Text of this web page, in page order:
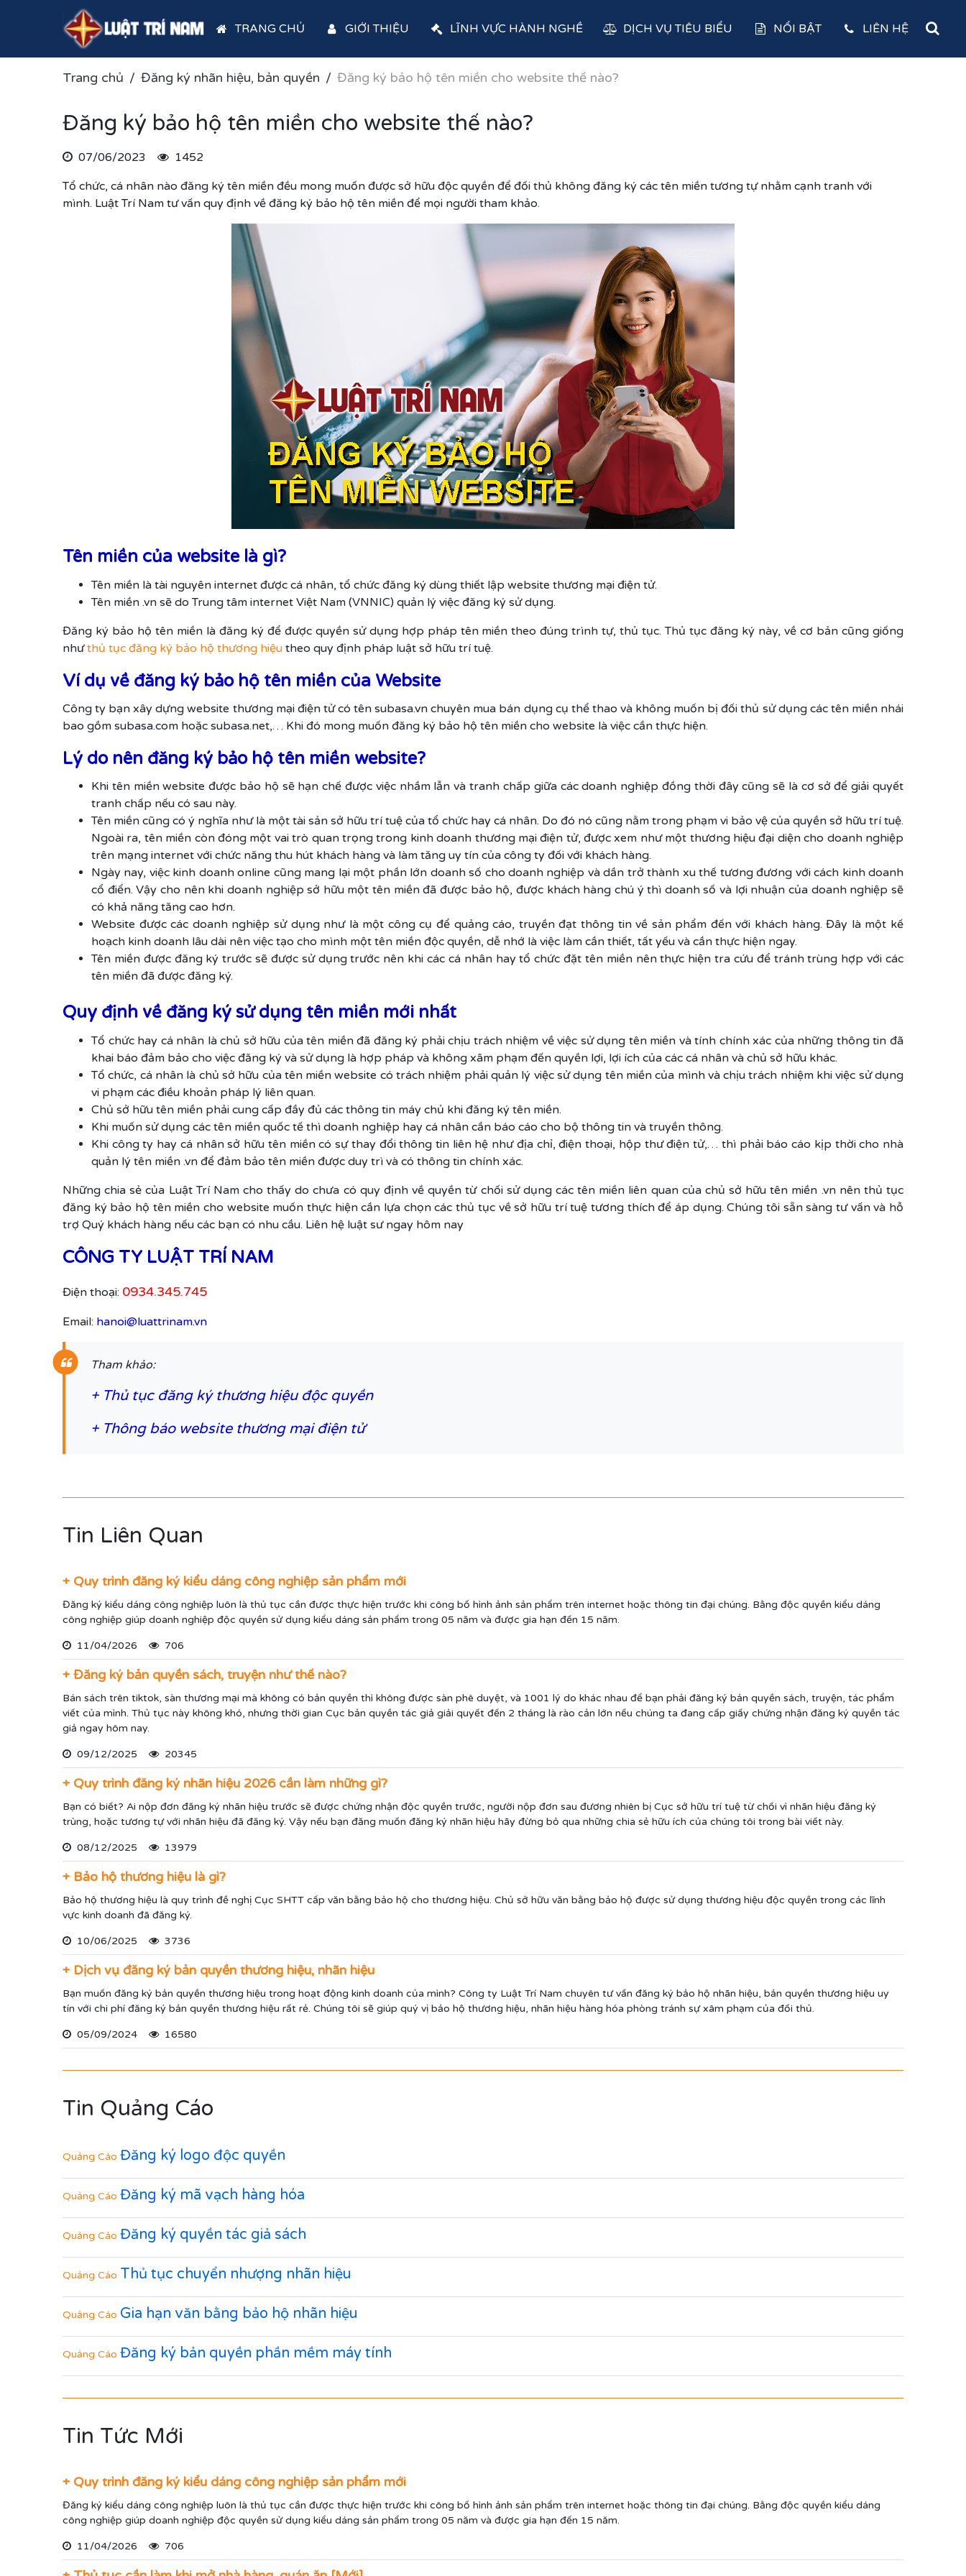
TRANG CHỦ GIỚI THIỆU LĨNH VỰC HÀNH NGHỀ DỊCH VỤ TIÊU BIỂU NỔI BẬT LIÊN HỆ
Trang chủ Đăng ký nhãn hiệu, bản quyền Đăng ký bảo hộ tên miền cho website thế nào?
Đăng ký bảo hộ tên miền cho website thế nào?
07/06/2023
1452
Tổ chức, cá nhân nào đăng ký tên miền đều mong muốn được sở hữu độc quyền để đối thủ không đăng ký các tên miền tương tự nhằm cạnh tranh với
mình. Luật Trí Nam tư vấn quy định về đăng ký bảo hộ tên miền để mọi người tham khảo.
Tên miền của website là gì?
Tên miền là tài nguyên internet được cá nhân, tổ chức đăng ký dùng thiết lập website thương mại điện tử.
Tên miền .vn sẽ do Trung tâm internet Việt Nam (VNNIC) quản lý việc đăng ký sử dụng.
Đăng ký bảo hộ tên miền là đăng ký để được quyền sử dụng hợp pháp tên miền theo đúng trình tự, thủ tục. Thủ tục đăng ký này, về cơ bản cũng giống
nhưthủ tục đăng ký bảo hộ thương hiệu theo quy định pháp luật sở hữu trí tuệ.
Ví dụ về đăng ký bảo hộ tên miền của Website
Công ty bạn xây dựng website thương mại điện tử có tên subasa.vn chuyên mua bán dụng cụ thể thao và không muốn bị đối thủ sử dụng các tên miền nhái
bao gồm subasa.com hoặc subasa.net,… Khi đó mong muốn đăng ký bảo hộ tên miền cho website là việc cần thực hiện.
Lý do nên đăng ký bảo hộ tên miền website?
Khi tên miền website được bảo hộ sẽ hạn chế được việc nhầm lẫn và tranh chấp giữa các doanh nghiệp đồng thời đây cũng sẽ là cơ sở để giải quyết
tranh chấp nếu có sau này.
Tên miền cũng có ý nghĩa như là một tài sản sở hữu trí tuệ của tổ chức hay cá nhân. Do đó nó cũng nằm trong phạm vi bảo vệ của quyền sở hữu trí tuệ.
Ngoài ra, tên miền còn đóng một vai trò quan trọng trong kinh doanh thương mại điện tử, được xem như một thương hiệu đại diện cho doanh nghiệp
trên mạng internet với chức năng thu hút khách hàng và làm tăng uy tín của công ty đối với khách hàng.
Ngày nay, việc kinh doanh online cũng mang lại một phần lớn doanh số cho doanh nghiệp và dần trở thành xu thế tương đương với cách kinh doanh
cổ điển. Vậy cho nên khi doanh nghiệp sở hữu một tên miền đã được bảo hộ, được khách hàng chú ý thì doanh số và lợi nhuận của doanh nghiệp sẽ
có khả năng tăng cao hơn.
Website được các doanh nghiệp sử dụng như là một công cụ để quảng cáo, truyền đạt thông tin về sản phẩm đến với khách hàng. Đây là một kế
hoạch kinh doanh lâu dài nên việc tạo cho mình một tên miền độc quyền, dễ nhớ là việc làm cần thiết, tất yếu và cần thực hiện ngay.
Tên miền được đăng ký trước sẽ được sử dụng trước nên khi các cá nhân hay tổ chức đặt tên miền nên thực hiện tra cứu để tránh trùng hợp với các
tên miền đã được đăng ký.
Quy định về đăng ký sử dụng tên miền mới nhất
Tổ chức hay cá nhân là chủ sở hữu của tên miền đã đăng ký phải chịu trách nhiệm về việc sử dụng tên miền và tính chính xác của những thông tin đã
khai báo đảm bảo cho việc đăng ký và sử dụng là hợp pháp và không xâm phạm đến quyền lợi, lợi ích của các cá nhân và chủ sở hữu khác.
Tổ chức, cá nhân là chủ sở hữu của tên miền website có trách nhiệm phải quản lý việc sử dụng tên miền của mình và chịu trách nhiệm khi việc sử dụng
vi phạm các điều khoản pháp lý liên quan.
Chủ sở hữu tên miền phải cung cấp đầy đủ các thông tin máy chủ khi đăng ký tên miền.
Khi muốn sử dụng các tên miền quốc tế thì doanh nghiệp hay cá nhân cần báo cáo cho bộ thông tin và truyền thông.
Khi công ty hay cá nhân sở hữu tên miền có sự thay đổi thông tin liên hệ như địa chỉ, điện thoại, hộp thư điện tử,… thì phải báo cáo kịp thời cho nhà
quản lý tên miền .vn để đảm bảo tên miền được duy trì và có thông tin chính xác.
Những chia sẻ của Luật Trí Nam cho thấy do chưa có quy định về quyền từ chối sử dụng các tên miền liên quan của chủ sở hữu tên miền .vn nên thủ tục
đăng ký bảo hộ tên miền cho website muốn thực hiện cần lựa chọn các thủ tục về sở hữu trí tuệ tương thích để áp dụng. Chúng tôi sẵn sàng tư vấn và hỗ
trợ Quý khách hàng nếu các bạn có nhu cầu. Liên hệ luật sư ngay hôm nay
CÔNG TY LUẬT TRÍ NAM
Điện thoại: 0934.345.745
Email: hanoi@luattrinam.vn
Tham khảo:
+ Thủ tục đăng ký thương hiệu độc quyền
+ Thông báo website thương mại điện tử
Tin Liên Quan
+ Quy trình đăng ký kiểu dáng công nghiệp sản phẩm mới
Đăng ký kiểu dáng công nghiệp luôn là thủ tục cần được thực hiện trước khi công bố hình ảnh sản phẩm trên internet hoặc thông tin đại chúng. Bằng độc quyền kiểu dáng
công nghiệp giúp doanh nghiệp độc quyền sử dụng kiểu dáng sản phẩm trong 05 năm và được gia hạn đến 15 năm.
11/04/2026 706
+ Đăng ký bản quyền sách, truyện như thế nào?
Bán sách trên tiktok, sàn thương mại mà không có bản quyền thì không được sàn phê duyệt, và 1001 lý do khác nhau để bạn phải đăng ký bản quyền sách, truyện, tác phẩm
viết của mình. Thủ tục này không khó, nhưng thời gian Cục bản quyền tác giả giải quyết đến 2 tháng là rào cản lớn nếu chúng ta đang cấp giấy chứng nhận đăng ký quyền tác
giả ngay hôm nay.
09/12/2025 20345
+ Quy trình đăng ký nhãn hiệu 2026 cần làm những gì?
Bạn có biết? Ai nộp đơn đăng ký nhãn hiệu trước sẽ được chứng nhận độc quyền trước, người nộp đơn sau đương nhiên bị Cục sở hữu trí tuệ từ chối vì nhãn hiệu đăng ký
trùng, hoặc tương tự với nhãn hiệu đã đăng ký. Vậy nếu bạn đăng muốn đăng ký nhãn hiệu hãy đừng bỏ qua những chia sẻ hữu ích của chúng tôi trong bài viết này.
08/12/2025 13979
+ Bảo hộ thương hiệu là gì?
Bảo hộ thương hiệu là quy trình đề nghị Cục SHTT cấp văn bằng bảo hộ cho thương hiệu. Chủ sở hữu văn bằng bảo hộ được sử dụng thương hiệu độc quyền trong các lĩnh
vực kinh doanh đã đăng ký.
10/06/2025 3736
+ Dịch vụ đăng ký bản quyền thương hiệu, nhãn hiệu
Bạn muốn đăng ký bản quyền thương hiệu trong hoạt động kinh doanh của mình? Công ty Luật Trí Nam chuyên tư vấn đăng ký bảo hộ nhãn hiệu, bản quyền thương hiệu uy
tín với chi phí đăng ký bản quyền thương hiệu rất rẻ. Chúng tôi sẽ giúp quý vị bảo hộ thương hiệu, nhãn hiệu hàng hóa phòng tránh sự xâm phạm của đối thủ.
05/09/2024 16580
Tin Quảng Cáo
Quảng Cáo Đăng ký logo độc quyền
Quảng Cáo Đăng ký mã vạch hàng hóa
Quảng Cáo Đăng ký quyền tác giả sách
Quảng Cáo Thủ tục chuyển nhượng nhãn hiệu
Quảng Cáo Gia hạn văn bằng bảo hộ nhãn hiệu
Quảng Cáo Đăng ký bản quyền phần mềm máy tính
Tin Tức Mới
+ Quy trình đăng ký kiểu dáng công nghiệp sản phẩm mới
Đăng ký kiểu dáng công nghiệp luôn là thủ tục cần được thực hiện trước khi công bố hình ảnh sản phẩm trên internet hoặc thông tin đại chúng. Bằng độc quyền kiểu dáng
công nghiệp giúp doanh nghiệp độc quyền sử dụng kiểu dáng sản phẩm trong 05 năm và được gia hạn đến 15 năm.
11/04/2026 706